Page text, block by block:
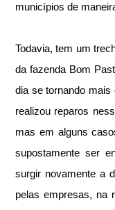
municípios de
Todavia, tem um
da fazenda Bom
dia se tornando
realizou reparos
mas em alguns
supostamente ser
surgir novamente a
pelas empresas, na